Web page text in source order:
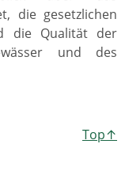
die gesetzlichen
die Qualität der
und des
Top↑